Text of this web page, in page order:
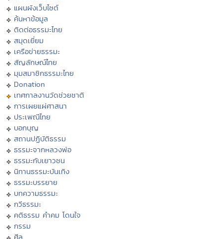
แผนผังเว็บไซต์
ค้นหาข้อมูล
ติดต่อธรรมะไทย
สมุดเยี่ยม
เครือข่ายธรรมะ
สัญลักษณ์ไทย
มุมสมาชิกธรรมะไทย
Donation
เทศกาลงานวัดช่วยชาติ
การเผยแผ่ศาสนา
ประเพณีไทย
บอกบุญ
สถานปฏิบัติธรรม
ธรรมะจากหลวงพ่อ
ธรรมะกับเยาวชน
นิทานธรรมะบันเทิง
ธรรมะบรรยาย
บทความธรรมะ
กวีธรรมะ
คติธรรม คำคม โดนใจ
กรรม